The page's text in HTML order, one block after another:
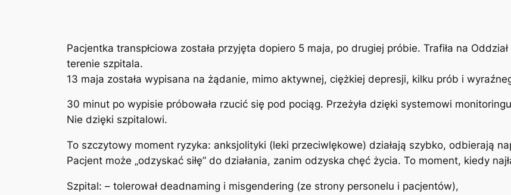
Pacjentka transpłciowa została przyjęta dopiero 5 maja, po drugiej próbie. Trafiła na
terenie szpitala.
13 maja została wypisana na żądanie, mimo aktywnej, ciężkiej depresji, kilku prób i
30 minut po wypisie próbowała rzucić się pod pociąg. Przeżyła dzięki systemowi
Nie dzięki szpitalowi.
To szczytowy moment ryzyka: anksjolityki (leki przeciwlękowe) działają szybko, odbierają
Pacjent może „odzyskać siłę” do działania, zanim odzyska chęć życia. To moment, kiedy
Szpital: – tolerował deadnaming i misgendering (ze strony personelu i pacjentów),